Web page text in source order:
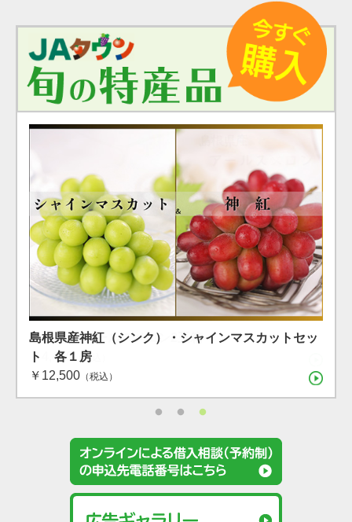
島根県産 シャインマスカット １房（600g）（7月下
旬〜8月上旬）
（税込）
島根県産神紅（シンク）・シャインマスカットセッ
ト 各１房
（税込）
島根県産 アールスメロン2玉箱
￥4,400（税込）